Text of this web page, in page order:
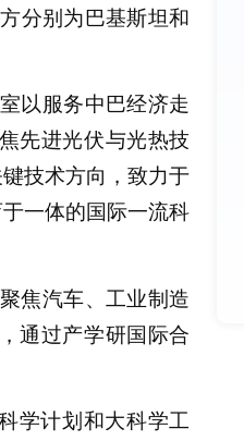
分别为巴基斯坦和
以服务中巴经济走
先进光伏与光热技
技术方向，致力于
一体的国际一流科
焦汽车、工业制造
通过产学研国际合
学计划和大科学工